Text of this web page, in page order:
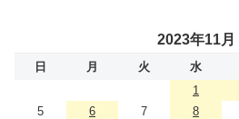
2023年11月
日 月 火 水
1
5
6 7 8